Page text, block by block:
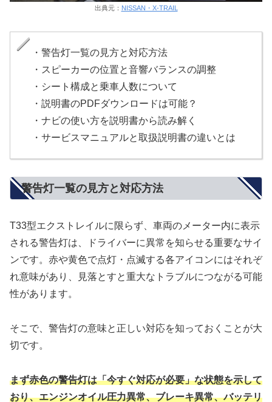
出典元： NISSAN・X-TRAIL
・警告灯一覧の見方と対応方法
・スピーカーの位置と音響バランスの調整
・シート構成と乗車人数について
・説明書のPDFダウンロードは可能？
・ナビの使い方を説明書から読み解く
・サービスマニュアルと取扱説明書の違いとは
警告灯一覧の見方と対応方法
T33型エクストレイルに限らず、車両のメーター内に表示
される警告灯は、ドライバーに異常を知らせる重要なサイ
ンです。赤や黄色で点灯・点滅する各アイコンにはそれぞ
れ意味があり、見落とすと重大なトラブルにつながる可能
性があります。
そこで、警告灯の意味と正しい対応を知っておくことが大
切です。
まず赤色の警告灯は「今すぐ対応が必要」な状態を示して
おり、エンジンオイル圧力異常、ブレーキ異常、バッテリ